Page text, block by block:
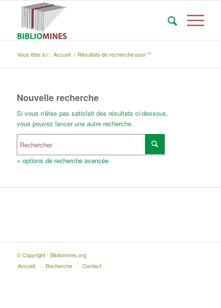
Vous êtes ici : Accueil / Résultats de recherche pour ""
Nouvelle recherche
Si vous n'êtes pas satisfait des résultats ci-dessous,
vous pouvez lancer une autre recherche.
+ options de recherche avancée
© Copyright - Bibliomines.org
Accueil
Recherche Contact